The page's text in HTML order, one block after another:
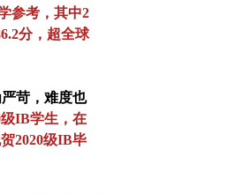
参考，其中2
分，超全球
苛，难度也
IB学生，在
2020级IB毕